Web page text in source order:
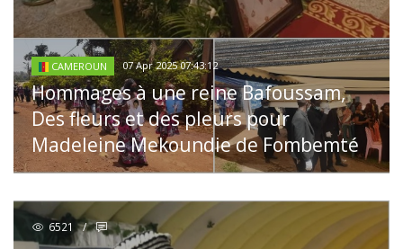
CAMEROUN 07 Apr 2025 07:43:12
Hommages à une reine Bafoussam,
Des fleurs et des pleurs pour
Madeleine Mekoundie de Fombemté
6521 /